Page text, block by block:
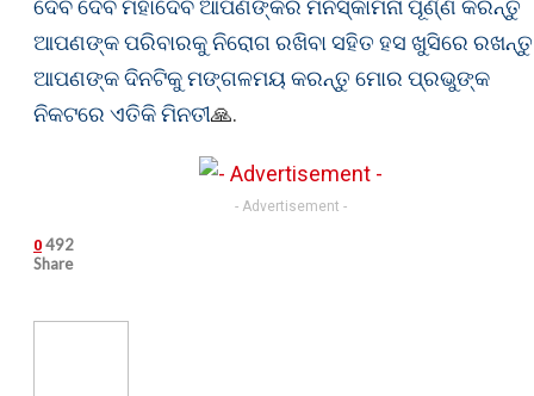
ଦେବ ଦେବ ମହାଦେବ ଆପଣଙ୍କର ମନସ୍କାମନା ପୂର୍ଣ୍ଣ କରନ୍ତୁ
ଆପଣଙ୍କ ପରିବାରକୁ ନିରୋଗ ରଖିବା ସହିତ ହସ ଖୁସିରେ ରଖନ୍ତୁ
ଆପଣଙ୍କ ଦିନଟିକୁ ମଙ୍ଗଳମୟ କରନ୍ତୁ ମୋର ପ୍ରଭୁଙ୍କ
ନିକଟରେ ଏତିକି ମିନତୀ🙏.
- Advertisement -
0 492
Share